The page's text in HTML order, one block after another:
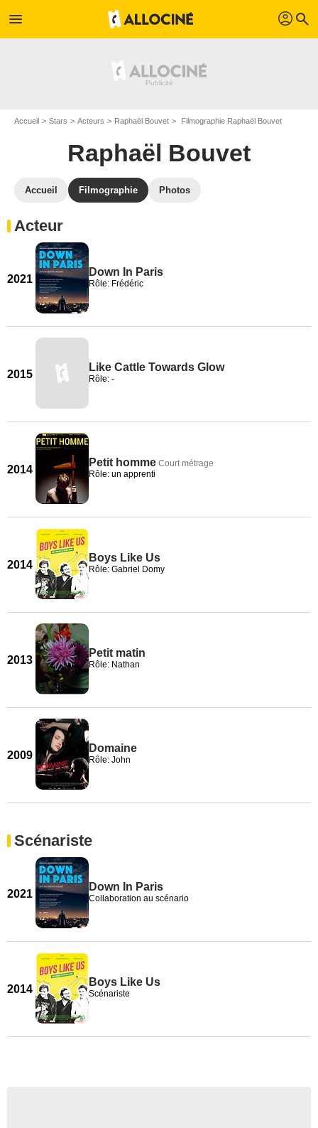
menu profil search
Accueil Stars Acteurs Raphaël Bouvet Filmographie Raphaël Bouvet
Raphaël Bouvet
Accueil Filmographie Photos
Acteur
2021
Down In Paris
Rôle: Frédéric
2015
Like Cattle Towards Glow
Rôle: -
2014
Petit homme Court métrage
Rôle: un apprenti
2014
Boys Like Us
Rôle: Gabriel Domy
2013
Petit matin
Rôle: Nathan
2009
Domaine
Rôle: John
Scénariste
2021
Down In Paris
Collaboration au scénario
2014
Boys Like Us
Scénariste